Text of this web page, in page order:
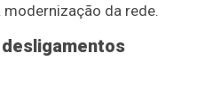
modernização da rede.